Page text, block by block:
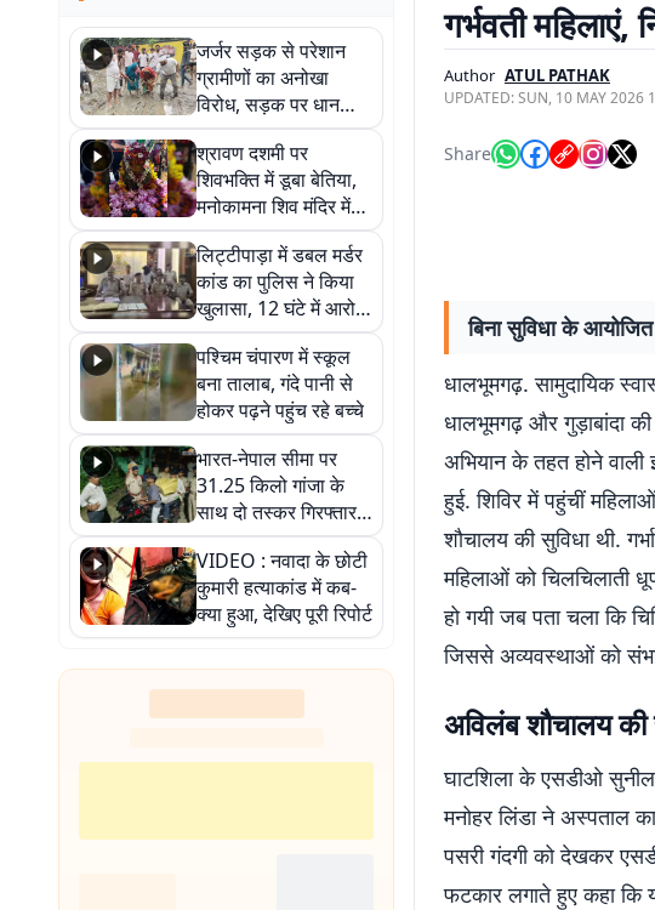
जर्जर सड़क से परेशान
ग्रामीणों का अनोखा
विरोध, सड़क पर धान
रोपकर और खाद डालकर
जताया आक्रोश
श्रावण दशमी पर
शिवभक्ति में डूबा बेतिया,
मनोकामना शिव मंदिर में
हुआ भव्य श्रृंगार
लिट्टीपाड़ा में डबल मर्डर
कांड का पुलिस ने किया
खुलासा, 12 घंटे में आरोपी
गिरफ्तार
पश्चिम चंपारण में स्कूल
बना तालाब, गंदे पानी से
होकर पढ़ने पहुंच रहे बच्चे
भारत-नेपाल सीमा पर
31.25 किलो गांजा के
साथ दो तस्कर गिरफ्तार,
नेपाली नंबर की बाइक
जब्त
VIDEO : नवादा के छोटी
कुमारी हत्याकांड में कब-
क्या हुआ, देखिए पूरी रिपोर्ट
गर्भवती महिलाएं,
Author ATUL PATHAK
UPDATED:SUN, 10 MAY 2026
Share
बिना सुविधा के
धालभूमगढ़. सामुदायिक
धालभूमगढ़ और गुड़ाबांदा की
अभियान के तहत होने वाली
हुई. शिविर में पहुंचीं
शौचालय की सुविधा थी.
महिलाओं को चिलचिलाती
हो गयी जब पता चला कि
जिससे अव्यवस्थाओं को
अविलंब शौचालय
घाटशिला के एसडीओ
मनोहर लिंडा ने अस्पताल
पसरी गंदगी को देखकर
फटकार लगाते हुए कहा कि